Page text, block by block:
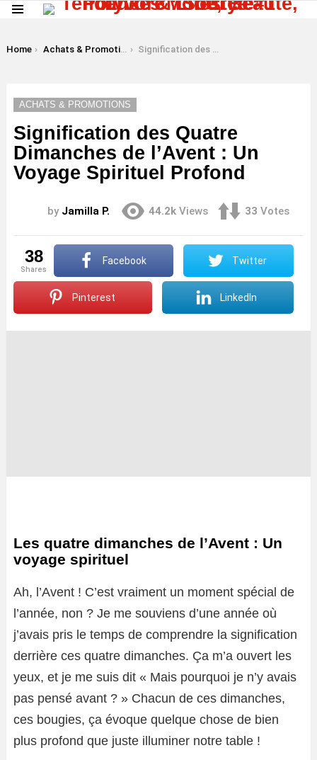
You are here:
Home Achats & Promotions Signification des Quatre Dimanches de l’Avent : Un Voyage Spirituel Profond
ACHATS & PROMOTIONS
Signification des Quatre
Dimanches de l’Avent : Un
Voyage Spirituel Profond
by Jamilla P. 44.2k Views 33 Votes
38
shares
Facebook Twitter
Pinterest LinkedIn
Les quatre dimanches de l’Avent : Un
voyage spirituel
Ah, l’Avent ! C’est vraiment un moment spécial de
l’année, non ? Je me souviens d’une année où
j’avais pris le temps de comprendre la signification
derrière ces quatre dimanches. Ça m’a ouvert les
yeux, et je me suis dit « Mais pourquoi je n’y avais
pas pensé avant ? » Chacun de ces dimanches,
ces bougies, ça évoque quelque chose de bien
plus profond que juste illuminer notre table !